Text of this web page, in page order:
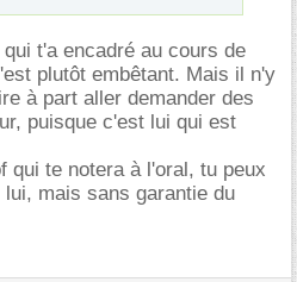
t'a encadré au cours de
plutôt embêtant. Mais il n'y
à part aller demander des
puisque c'est lui qui est
qui te notera à l'oral, tu peux
mais sans garantie du